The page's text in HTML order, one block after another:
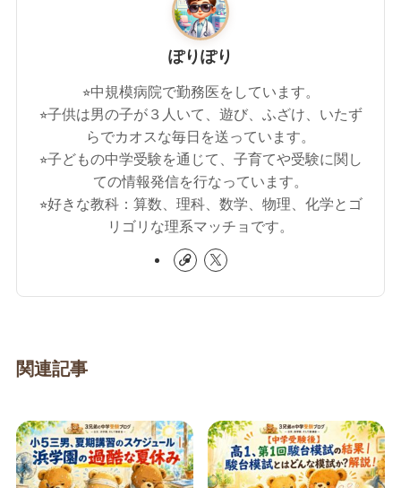
ぽりぽり
⭐︎中規模病院で勤務医をしています。
⭐︎子供は男の子が３人いて、遊び、ふざけ、いたず
らでカオスな毎日を送っています。
⭐︎子どもの中学受験を通じて、子育てや受験に関し
ての情報発信を行なっています。
⭐︎好きな教科：算数、理科、数学、物理、化学とゴ
リゴリな理系マッチョです。
関連記事